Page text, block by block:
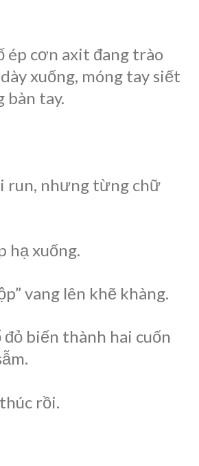
ép cơn axit đang trào
xuống, móng tay siết
bàn tay.
run, nhưng từng chữ
hạ xuống.
vang lên khẽ khàng.
đỏ biến thành hai cuốn
rồi.